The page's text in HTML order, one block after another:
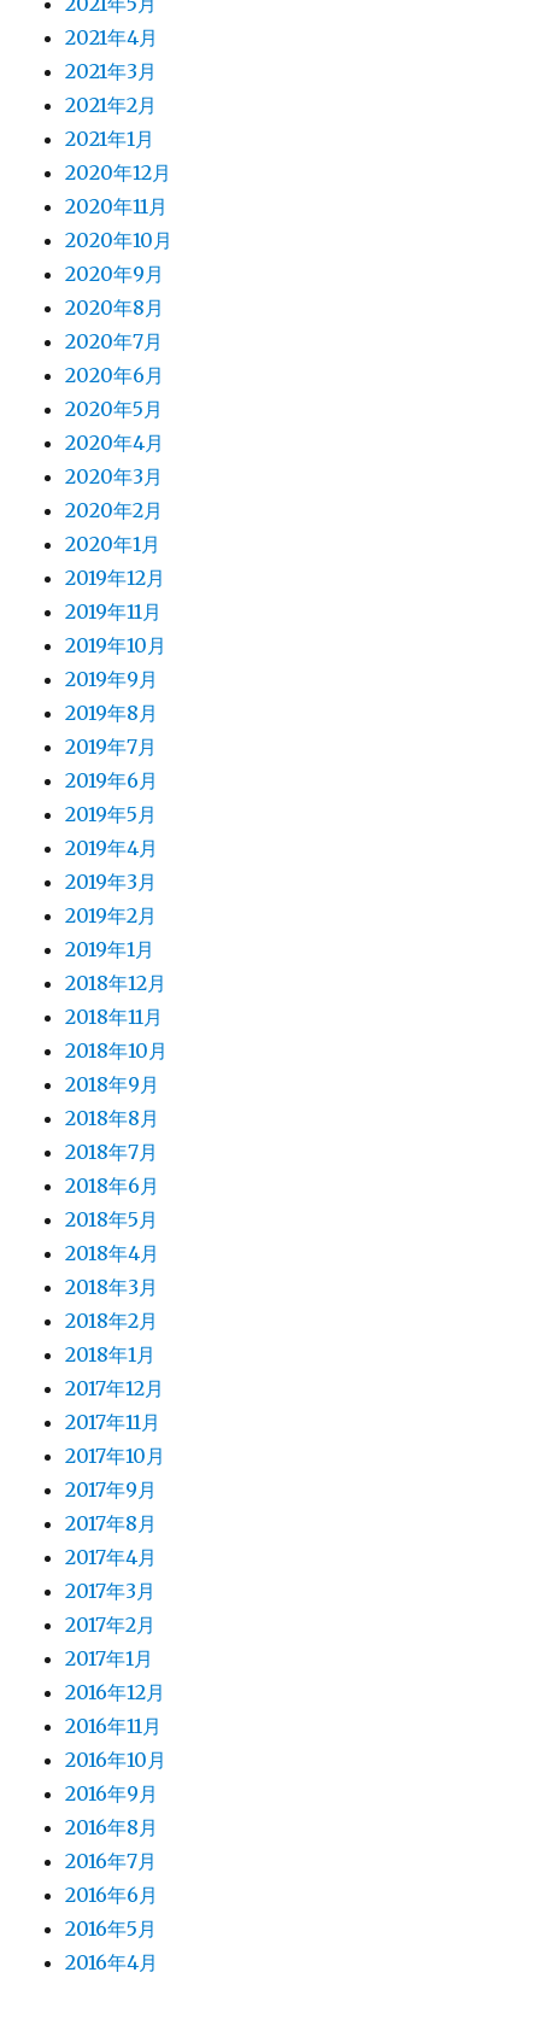
2021年4月
2021年3月
2021年2月
2021年1月
2020年12月
2020年11月
2020年10月
2020年9月
2020年8月
2020年7月
2020年6月
2020年5月
2020年4月
2020年3月
2020年2月
2020年1月
2019年12月
2019年11月
2019年10月
2019年9月
2019年8月
2019年7月
2019年6月
2019年5月
2019年4月
2019年3月
2019年2月
2019年1月
2018年12月
2018年11月
2018年10月
2018年9月
2018年8月
2018年7月
2018年6月
2018年5月
2018年4月
2018年3月
2018年2月
2018年1月
2017年12月
2017年11月
2017年10月
2017年9月
2017年8月
2017年4月
2017年3月
2017年2月
2017年1月
2016年12月
2016年11月
2016年10月
2016年9月
2016年8月
2016年7月
2016年6月
2016年5月
2016年4月